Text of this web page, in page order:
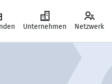
Unternehmen Netzwerk